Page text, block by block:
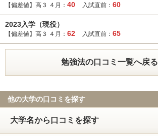
【偏差値】高３ ４月： 40 入試直前： 60
2023入学（現役）
【偏差値】高３ ４月： 62 入試直前： 65
勉強法の口コミ一覧へ戻る
他の大学の口コミを探す
大学名から口コミを探す